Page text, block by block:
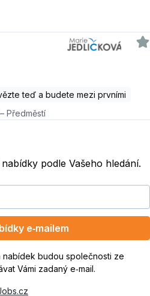
teď a budete mezi prvními
Předměstí
podle Vašeho hledání.
e‑mailem
nabídek budou společnosti ze
Vámi zadaný e‑mail.